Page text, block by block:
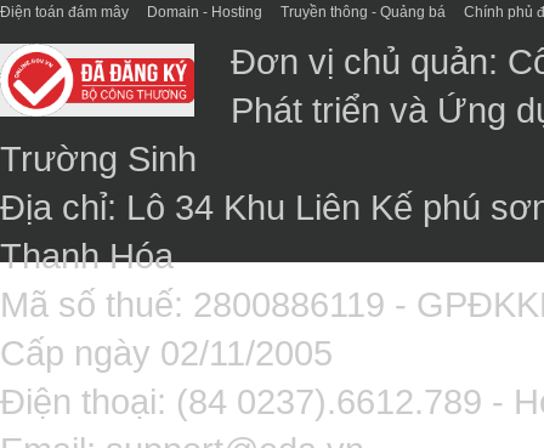
Điện toán đám mây Domain - Hosting Truyền thông - Quảng bá Chính phủ
Đơn vị chủ quản:
Phát triển và Ứng
Trường Sinh
Địa chỉ: Lô 34 Khu Liên Kế phú
Thanh Hóa
Mã số thuế: 2800886119 -
Cấp ngày 02/11/2005
Điện thoại: (84 0237).6612.789 -